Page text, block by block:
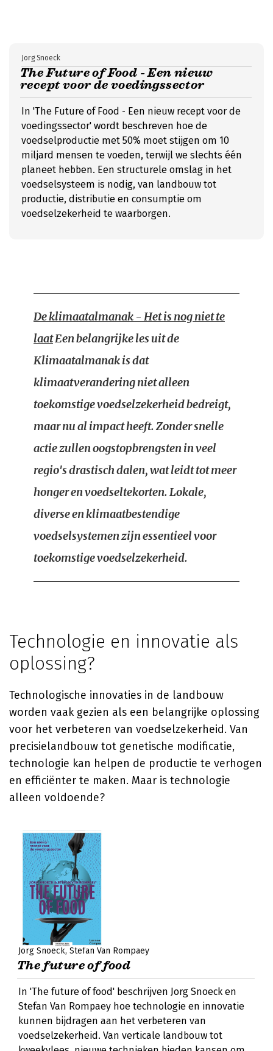
The Future of Food - Een nieuw
recept voor de voedingssector
Jorg Snoeck
In 'The Future of Food - Een nieuw recept voor de
voedingssector' wordt beschreven hoe de
voedselproductie met 50% moet stijgen om 10
miljard mensen te voeden, terwijl we slechts één
planeet hebben. Een structurele omslag in het
voedselsysteem is nodig, van landbouw tot
productie, distributie en consumptie om
voedselzekerheid te waarborgen.
De klimaatalmanak - Het is nog niet te
laatEen belangrijke les uit de
Klimaatalmanak is dat
klimaatverandering niet alleen
toekomstige voedselzekerheid bedreigt,
maar nu al impact heeft. Zonder snelle
actie zullen oogstopbrengsten in veel
regio's drastisch dalen, wat leidt tot meer
honger en voedseltekorten. Lokale,
diverse en klimaatbestendige
voedselsystemen zijn essentieel voor
toekomstige voedselzekerheid.
Technologie en innovatie als
oplossing?
Technologische innovaties in de landbouw
worden vaak gezien als een belangrijke oplossing
voor het verbeteren van voedselzekerheid. Van
precisielandbouw tot genetische modificatie,
technologie kan helpen de productie te verhogen
en efficiënter te maken. Maar is technologie
alleen voldoende?
Jorg Snoeck Stefan Van Rompaey
The future of food
In 'The future of food' beschrijven Jorg Snoeck en
Stefan Van Rompaey hoe technologie en innovatie
kunnen bijdragen aan het verbeteren van
voedselzekerheid. Van verticale landbouw tot